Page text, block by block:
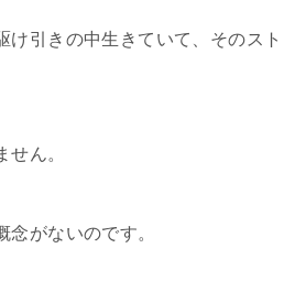
け引きの中生きていて、そのスト
せん。
念がないのです。